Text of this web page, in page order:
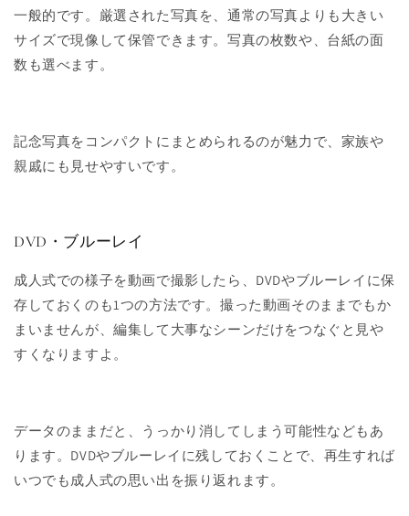
一般的です。厳選された写真を、通常の写真よりも大きい
サイズで現像して保管できます。写真の枚数や、台紙の面
数も選べます。
記念写真をコンパクトにまとめられるのが魅力で、家族や
親戚にも見せやすいです。
DVD・ブルーレイ
成人式での様子を動画で撮影したら、DVDやブルーレイに保
存しておくのも1つの方法です。撮った動画そのままでもか
まいませんが、編集して大事なシーンだけをつなぐと見や
すくなりますよ。
データのままだと、うっかり消してしまう可能性などもあ
ります。DVDやブルーレイに残しておくことで、再生すれば
いつでも成人式の思い出を振り返れます。